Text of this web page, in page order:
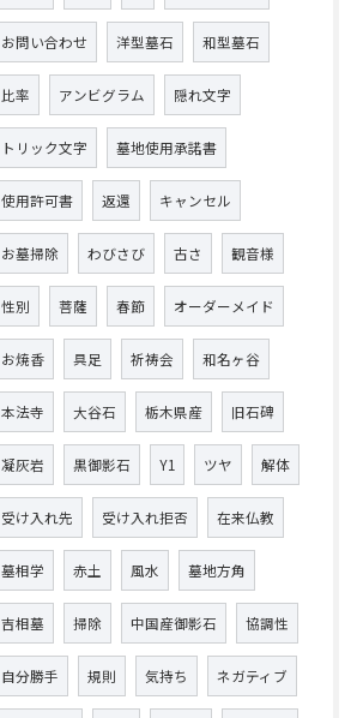
お問い合わせ 洋型墓石 和型墓石
比率 アンビグラム 隠れ文字
トリック文字 墓地使用承諾書
使用許可書 返還 キャンセル
お墓掃除 わびさび 古さ 観音様
性別 菩薩 春節 オーダーメイド
お焼香 具足 祈祷会 和名ヶ谷
本法寺 大谷石 栃木県産 旧石碑
凝灰岩 黒御影石 Y1 ツヤ 解体
受け入れ先 受け入れ拒否 在来仏教
墓相学 赤土 風水 墓地方角
吉相墓 掃除 中国産御影石 協調性
自分勝手 規則 気持ち ネガティブ